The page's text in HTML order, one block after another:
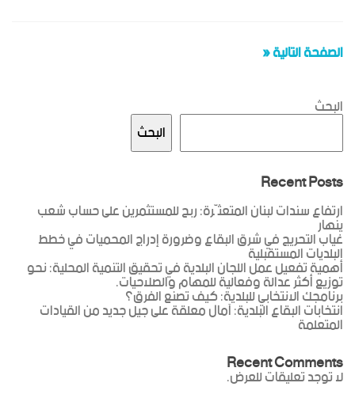
الصفحة التالية «
البحث
البحث
Recent Posts
ارتفاع سندات لبنان المتعثّرة: ربح للمستثمرين على حساب شعب
ينهار
غياب التحريج في شرق البقاع وضرورة إدراج المحميات في خطط
البلديات المستقبلية
أهمية تفعيل عمل اللجان البلدية في تحقيق التنمية المحلية: نحو
توزيع أكثر عدالة وفعالية للمهام والصلاحيات.
برنامجك الانتخابي للبلدية: كيف تصنع الفرق؟
انتخابات البقاع البلدية: آمال معلقة على جيل جديد من القيادات
المتعلمة
Recent Comments
لا توجد تعليقات للعرض.